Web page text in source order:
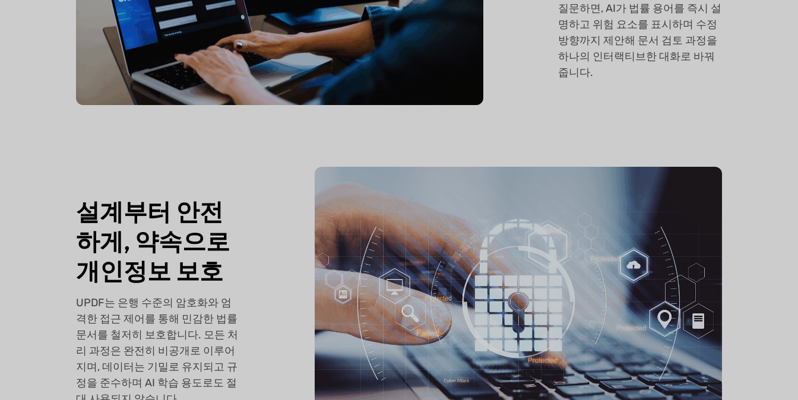
질문하면, AI가 법률 용어를 즉시 설
명하고 위험 요소를 표시하며 수정
방향까지 제안해 문서 검토 과정을
하나의 인터랙티브한 대화로 바꿔
줍니다.
설계부터 안전
하게, 약속으로
개인정보 보호
UPDF는 은행 수준의 암호화와 엄
격한 접근 제어를 통해 민감한 법률
문서를 철저히 보호합니다. 모든 처
리 과정은 완전히 비공개로 이루어
지며, 데이터는 기밀로 유지되고 규
정을 준수하며 AI 학습 용도로도 절